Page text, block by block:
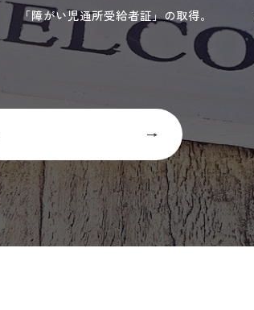
「障がい児通所受給者証」の取得。